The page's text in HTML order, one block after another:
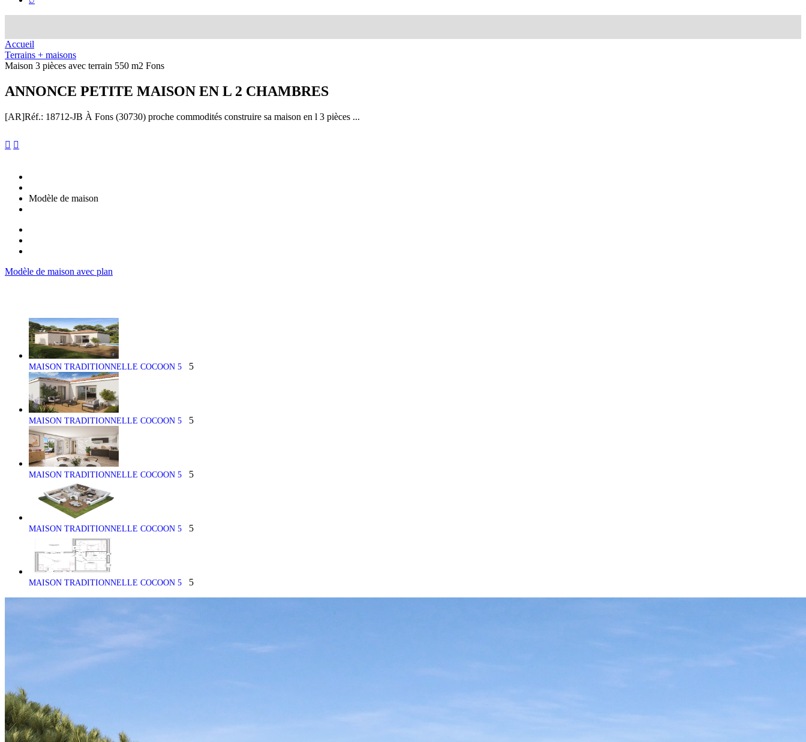
Accueil
Terrains + maisons
Maison 3 pièces avec terrain 550 m2 Fons
ANNONCE PETITE MAISON EN L 2 CHAMBRES
[AR]Réf.: 18712-JB À Fons (30730) proche commodités construire sa maison en l 3 pièces ...
 
Modèle de maison
Modèle de maison avec plan
MAISON TRADITIONNELLE COCOON 5 5
MAISON TRADITIONNELLE COCOON 5 5
MAISON TRADITIONNELLE COCOON 5 5
MAISON TRADITIONNELLE COCOON 5 5
MAISON TRADITIONNELLE COCOON 5 5